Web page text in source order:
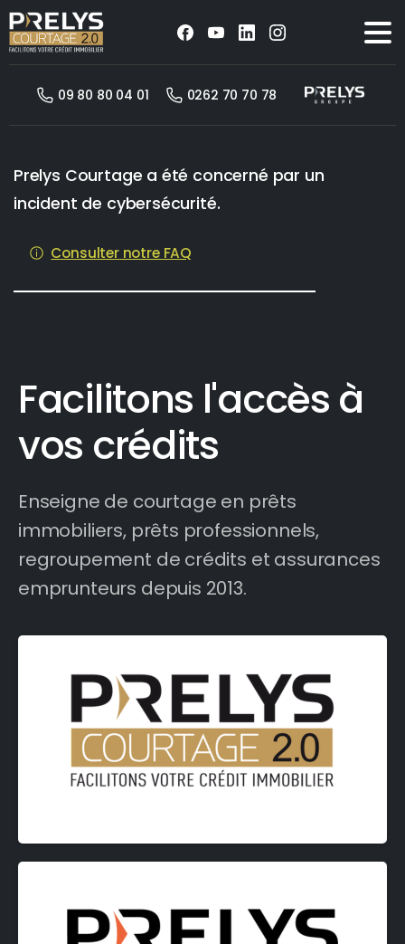
09 80 80 04 01 0262 70 70 78
Prelys Courtage a été concerné par un
incident de cybersécurité.
Consulter notre FAQ
Facilitons l'accès à
vos crédits
Enseigne de courtage en prêts
immobiliers, prêts professionnels,
regroupement de crédits et assurances
emprunteurs depuis 2013.